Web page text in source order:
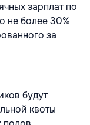
зарплат по
не более 30%
за
будут
квоты